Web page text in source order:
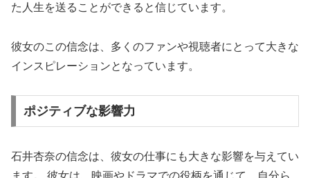
た人生を送ることができると信じています。
彼女のこの信念は、多くのファンや視聴者にとって大きな
インスピレーションとなっています。
ポジティブな影響力
石井杏奈の信念は、彼女の仕事にも大きな影響を与えてい
ます。 彼女は、映画やドラマでの役柄を通じて、自分ら